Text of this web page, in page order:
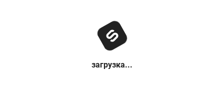
загрузка...